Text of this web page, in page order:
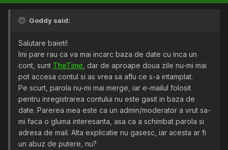
Goddy said:
Salutare baieti!
Imi pare rau ca va mai incarc baza de date cu inca un
cont, sunt TheTime , dar de aproape doua zile nu-mi mai
pot accesa contul si as vrea sa aflu ce s-a intamplat.
Pe scurt, parola nu-mi mai merge, iar e-mailul folosit
pentru inregistrarea contului nu este gasit in baza de
date. Parerea mea este ca un admin/moderator a vrut sa-
mi faca o gluma interesanta, asa ca a schimbat parola si
adresa de mail. Alta explicatie nu gasesc, iar acesta ar fi
un abuz de putere, nu?